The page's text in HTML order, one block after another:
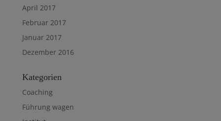
April 2017
Februar 2017
Januar 2017
Dezember 2016
Kategorien
Coaching
Führung wagen